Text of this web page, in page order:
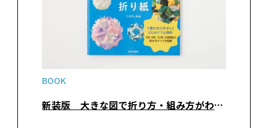
BOOK
新装版 大きな図で折り方・組み方がわかる くす玉ユニット折り紙